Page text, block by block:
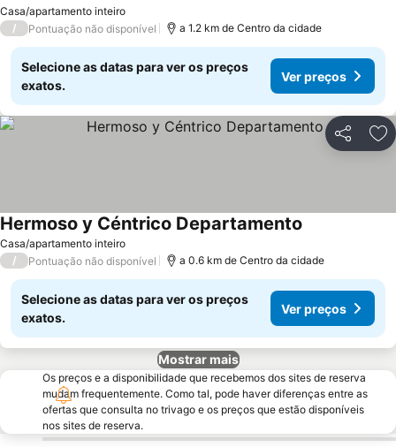
Casa/apartamento inteiro
Ver preços
/ Pontuação não disponível a 1.2 km de Centro da cidade
Selecione as datas para ver os preços
exatos.
Ver preços
Partilhar
Casa/apartamento inteiro
Hermoso y Céntrico Departamento
/ Pontuação não disponível a 0.6 km de Centro da cidade
Selecione as datas para ver os preços
exatos.
Ver preços
Mostrar mais
Os preços e a disponibilidade que recebemos dos sites de reserva
mudam frequentemente. Como tal, pode haver diferenças entre as
ofertas que consulta no trivago e os preços que estão disponíveis
nos sites de reserva.